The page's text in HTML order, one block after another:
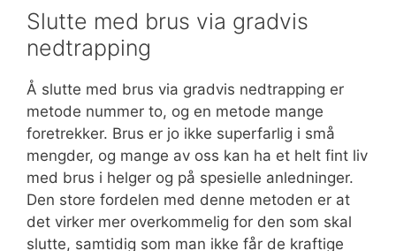
Slutte med brus via gradvis
nedtrapping
Å slutte med brus via gradvis nedtrapping er
metode nummer to, og en metode mange
foretrekker. Brus er jo ikke superfarlig i små
mengder, og mange av oss kan ha et helt fint liv
med brus i helger og på spesielle anledninger.
Den store fordelen med denne metoden er at
det virker mer overkommelig for den som skal
slutte, samtidig som man ikke får de kraftige